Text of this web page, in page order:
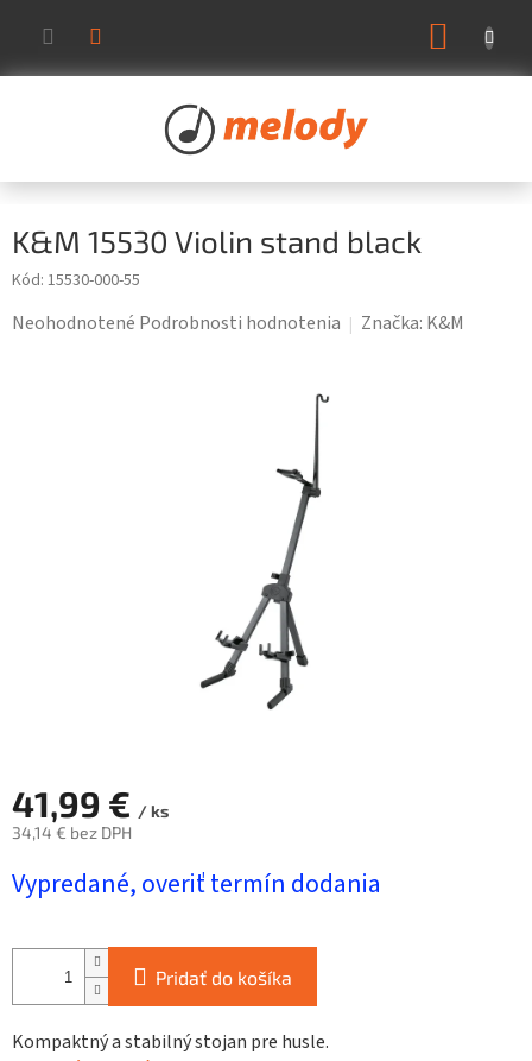
obsah
K&M 15530 Violin stand black
Kód: 15530-000-55
Priemerné
Neohodnotené Podrobnosti hodnotenia Značka: K&M
41,99 € / ks
34,14 € bez DPH
cena:
Vypredané, overiť termín dodania
Pridať do košíka
Kompaktný a stabilný stojan pre husle.